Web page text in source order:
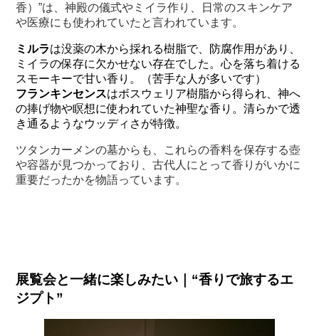
香）”は、神殿の儀式やミイラ作り、日常のスキンケア
や医療にも使われていたと言われています。
ミルラは没薬の木から採れる樹脂で、防腐作用があり、
ミイラの保存に欠かせない存在でした。心を落ち着ける
スモーキーで甘い香り。（苦手な人が多いです）
フランキンセンスはボスウェリア樹脂から得られ、神へ
の捧げ物や瞑想に使われていた神聖な香り。清らかで透
き通るようなウッディさが特徴。
ツタンカーメンの墓からも、これらの香料を保存する壺
や容器が見つかっており、古代人にとって香りがいかに
重要だったかを物語っています。
展覧会と一緒に楽しみたい｜“香りで旅するエ
ジプト”